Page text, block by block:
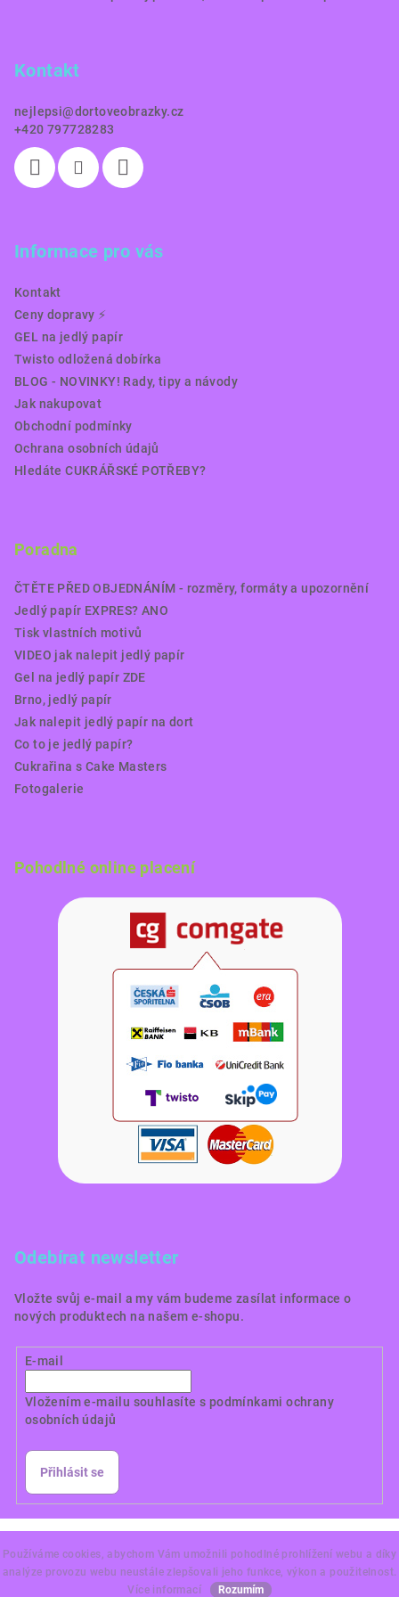
Používáme cookies, abychom Vám umožnili pohodlné prohlížení webu a díky
analýze provozu webu neustále zlepšovali jeho funkce, výkon a použitelnost.
Více informací
Rozumím
Kontakt
nejlepsi@dortoveobrazky.cz
+420 797728283
Informace pro vás
Kontakt
Ceny dopravy ⚡️
GEL na jedlý papír
Twisto odložená dobírka
BLOG - NOVINKY! Rady, tipy a návody
Jak nakupovat
Obchodní podmínky
Ochrana osobních údajů
Hledáte CUKRÁŘSKÉ POTŘEBY?
Poradna
ČTĚTE PŘED OBJEDNÁNÍM - rozměry, formáty a upozornění
Jedlý papír EXPRES? ANO
Tisk vlastních motivů
VIDEO jak nalepit jedlý papír
Gel na jedlý papír ZDE
Brno, jedlý papír
Jak nalepit jedlý papír na dort
Co to je jedlý papír?
Cukrařina s Cake Masters
Fotogalerie
Pohodlné online placení
Odebírat newsletter
Vložte svůj e-mail a my vám budeme zasílat informace o
nových produktech na našem e-shopu.
E-mail
Vložením e-mailu souhlasíte s podmínkami ochrany
osobních údajů
Přihlásit se
vyhrazena.
Vytvořil Shoptet Premium